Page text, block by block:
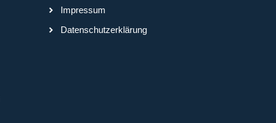
Impressum
Datenschutzerklärung